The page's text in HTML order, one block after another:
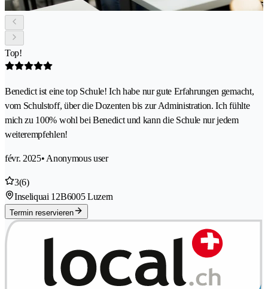
Top!
Benedict ist eine top Schule! Ich habe nur gute Erfahrungen gemacht,
vom Schulstoff, über die Dozenten bis zur Administration. Ich fühlte
mich zu 100% wohl bei Benedict und kann die Schule nur jedem
weiterempfehlen!
févr. 2025• Anonymous user
3(6)
Inseliquai 12B6005 Luzern
Termin reservieren